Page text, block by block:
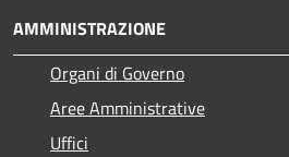
AMMINISTRAZIONE
Organi di Governo
Aree Amministrative
Uffici